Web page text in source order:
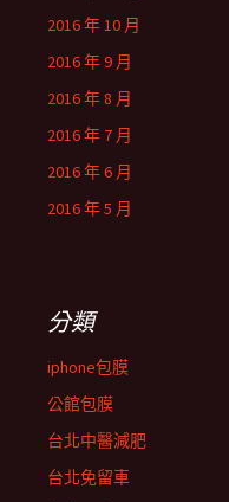
2016 年 10 月
2016 年 9 月
2016 年 8 月
2016 年 7 月
2016 年 6 月
2016 年 5 月
分類
iphone包膜
公館包膜
台北中醫減肥
台北免留車